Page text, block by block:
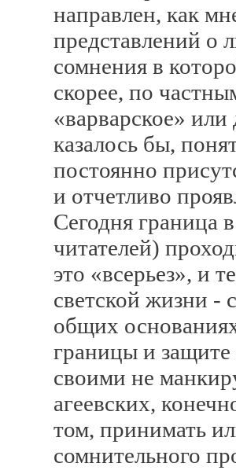
направлен, как
представлений о
сомнения в
скорее, по
«варварское»
казалось бы,
постоянно
и отчетливо
Сегодня граница
читателей)
это «всерьез», и
светской жизни -
общих
границы и
своими не
агеевских,
том, принимать
сомнительного